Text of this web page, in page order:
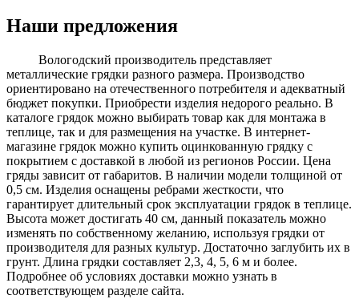
Наши предложения
Вологодский производитель представляет
металлические грядки разного размера. Производство
ориентировано на отечественного потребителя и адекватный
бюджет покупки. Приобрести изделия недорого реально. В
каталоге грядок можно выбирать товар как для монтажа в
теплице, так и для размещения на участке. В интернет-
магазине грядок можно купить оцинкованную грядку с
покрытием с доставкой в любой из регионов России. Цена
гряды зависит от габаритов. В наличии модели толщиной от
0,5 см. Изделия оснащены ребрами жесткости, что
гарантирует длительный срок эксплуатации грядок в теплице.
Высота может достигать 40 см, данный показатель можно
изменять по собственному желанию, используя грядки от
производителя для разных культур. Достаточно заглубить их в
грунт. Длина грядки составляет 2,3, 4, 5, 6 м и более.
Подробнее об условиях доставки можно узнать в
соответствующем разделе сайта.